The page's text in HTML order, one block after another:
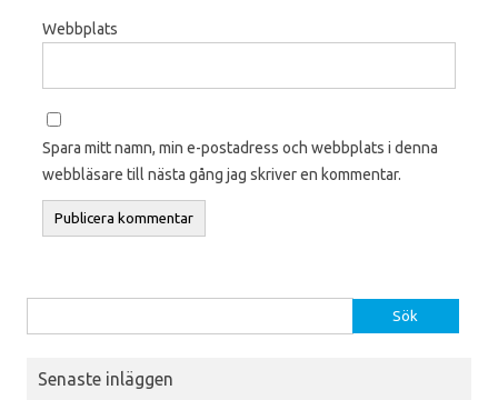
Webbplats
Spara mitt namn, min e-postadress och webbplats i denna
webbläsare till nästa gång jag skriver en kommentar.
Senaste inläggen